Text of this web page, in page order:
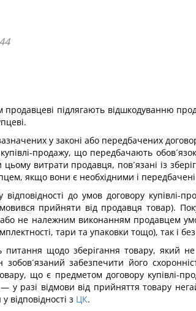
продавцеві підлягають відшкодуванню
у законі або передбачених
продажу, що передбачають
витрати продавця, пов´язані із
якщо вони є необхідними і
до умов договору купівлі-
прийняти від продавця товар).
не належним виконанням продавцем
тари та упаковки тощо), так і
щодо зберігання товару, який
забезпечити його
що є предметом договору купівлі-
у разі відмови від прийняття товару
з ЦК.